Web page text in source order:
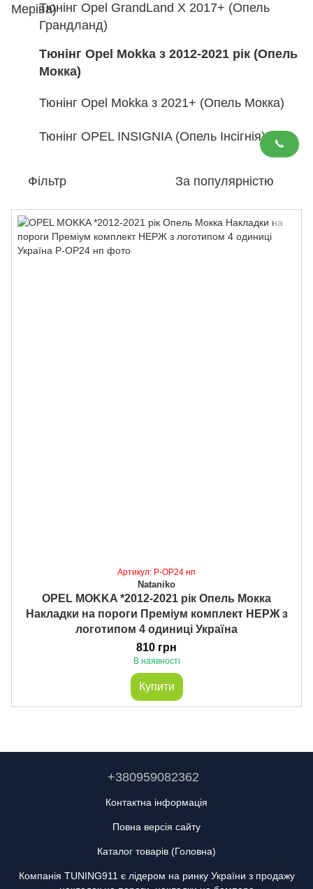
📞
Тюнінг Opel GrandLand X 2017+ (Опель
Грандланд)
Тюнінг Opel Mokka з 2012-2021 рік (Опель
Мокка)
Тюнінг Opel Mokka з 2021+ (Опель Мокка)
Тюнінг OPEL INSIGNIA (Опель Інсігнія)
Фільтр За популярністю
Артикул: P-OP24 нп
Nataniko
OPEL MOKKA *2012-2021 рік Опель Мокка
Накладки на пороги Преміум комплект НЕРЖ з
логотипом 4 одиниці Україна
810 грн
В наявності
Купити
+380959082362
Контактна інформація
Повна версія сайту
Каталог товарів (Головна)
Компанія TUNING911 є лідером на ринку України з продажу